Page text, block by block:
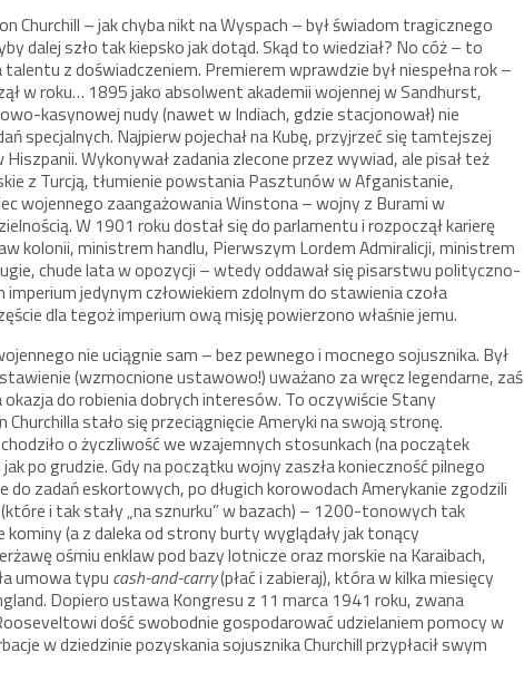
Churchill – jak chyba nikt na Wyspach – był świadom tragicznego
dalej szło tak kiepsko jak dotąd. Skąd to wiedział? No cóż – to
z doświadczeniem. Premierem wprawdzie był niespełna rok –
w roku… 1895 jako absolwent akademii wojennej w Sandhurst,
kasynowej nudy (nawet w Indiach, gdzie stacjonował) nie
specjalnych. Najpierw pojechał na Kubę, przyjrzeć się tamtejszej
Wykonywał zadania zlecone przez wywiad, ale pisał też
z Turcją, tłumienie powstania Pasztunów w Afganistanie,
wojennego zaangażowania Winstona – wojny z Burami w
W 1901 roku dostał się do parlamentu i rozpoczął karierę
kolonii, ministrem handlu, Pierwszym Lordem Admiralicji, ministrem
chude lata w opozycji – wtedy oddawał się pisarstwu polityczno-
jedynym człowiekiem zdolnym do stawienia czoła
dla tegoż imperium ową misję powierzono właśnie jemu.
nie uciągnie sam – bez pewnego i mocnego sojusznika. Był
(wzmocnione ustawowo!) uważano za wręcz legendarne, zaś
do robienia dobrych interesów. To oczywiście Stany
stało się przeciągnięcie Ameryki na swoją stronę.
o życzliwość we wzajemnych stosunkach (na początek
po grudzie. Gdy na początku wojny zaszła konieczność pilnego
do zadań eskortowych, po długich korowodach Amerykanie zgodzili
i tak stały „na sznurku” w bazach) – 1200-tonowych tak
(a z daleka od strony burty wyglądały jak tonący
ośmiu enklaw pod bazy lotnicze oraz morskie na Karaibach,
umowa typu cash-and-carry(płać i zabieraj), która w kilka miesięcy
Dopiero ustawa Kongresu z 11 marca 1941 roku, zwana
dość swobodnie gospodarować udzielaniem pomocy w
w dziedzinie pozyskania sojusznika Churchill przypłacił swym